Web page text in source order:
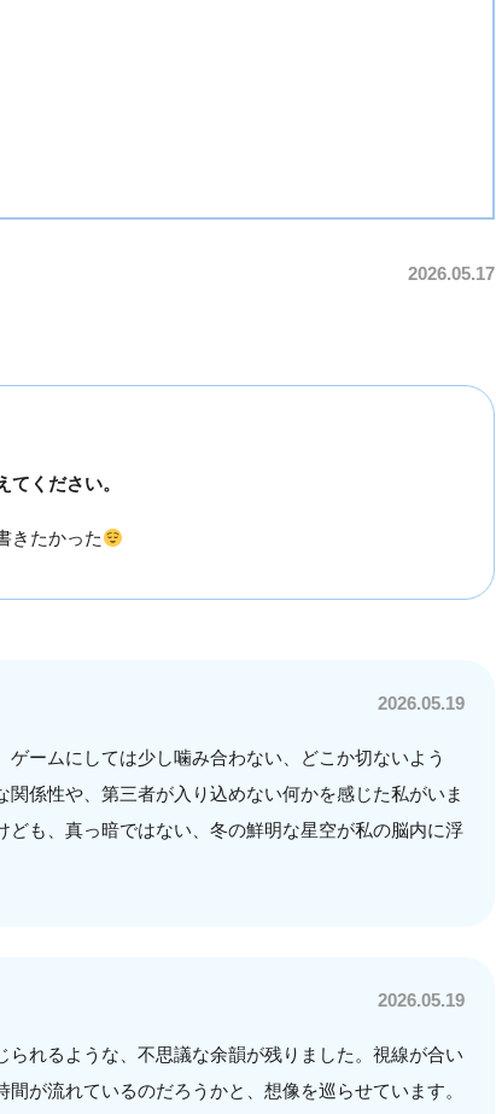
2026.05.17
ください。
きたかった
2026.05.19
ームにしては少し噛み合わない、どこか切ないよう
係性や、第三者が入り込めない何かを感じた私がいま
も、真っ暗ではない、冬の鮮明な星空が私の脳内に浮
2026.05.19
れるような、不思議な余韻が残りました。視線が合い
が流れているのだろうかと、想像を巡らせています。